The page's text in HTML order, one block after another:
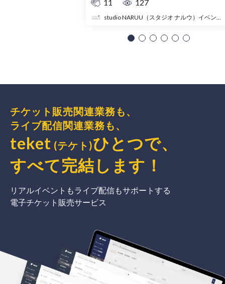
11 127
studio NARUU（スタジオ ナルウ）イベント事務局
チケット販売関連業務も、
ライブ配信関連業務も、
teket (テケト)ひとつで、
すべて完結 します ！
リアルイベントもライブ配信もサポートする
電子チケット販売サービス